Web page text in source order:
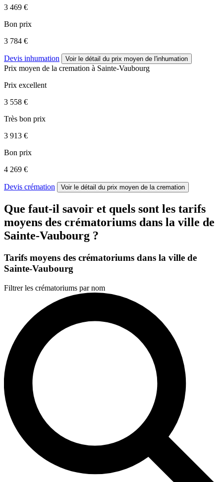
3 469 €
Bon prix
3 784 €
Devis inhumation Voir le détail du prix moyen de l'inhumation
Prix moyen de la cremation à Sainte-Vaubourg
Prix excellent
3 558 €
Très bon prix
3 913 €
Bon prix
4 269 €
Devis crémation Voir le détail du prix moyen de la cremation
Que faut-il savoir et quels sont les tarifs
moyens des crématoriums dans la ville de
Sainte-Vaubourg ?
Tarifs moyens des crématoriums dans la ville de
Sainte-Vaubourg
Filtrer les crématoriums par nom